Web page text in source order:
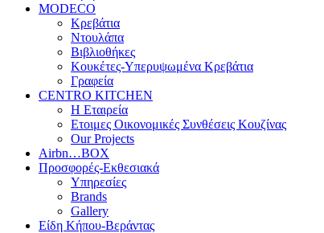
MODECO
Κρεβάτια
Ντουλάπα
Βιβλιοθήκες
Κουκέτες-Υπερυψωμένα Κρεβάτια
Γραφεία
CENTRO KITCHEN
Η Εταιρεία
Ετοιμες Οικονομικές Συνθέσεις Κουζίνας
Our Projects
Airbn…BOX
Προσφορές-Εκθεσιακά
Υπηρεσίες
Brands
Gallery
Είδη Κήπου-Βεράντας